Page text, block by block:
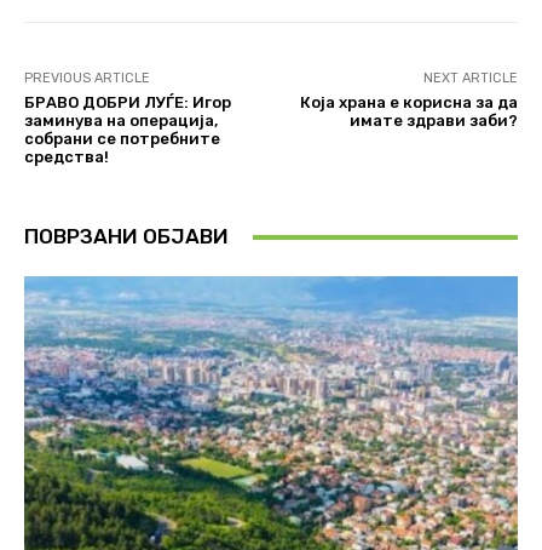
PREVIOUS ARTICLE
БРАВО ДОБРИ ЛУЃЕ: Игор
заминува на операција,
собрани се потребните
средства!
NEXT ARTICLE
Која храна е корисна за да
имате здрави заби?
ПОВРЗАНИ ОБЈАВИ